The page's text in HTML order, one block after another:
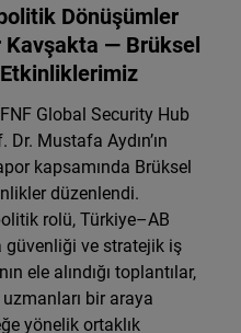
Dönüşümler
Kavşakta — Brüksel
Global Security Hub
Mustafa Aydın’ın
kapsamında Brüksel
düzenlendi.
rolü, Türkiye–AB
güvenliği ve stratejik iş
ele alındığı toplantılar,
uzmanları bir araya
yönelik ortaklık